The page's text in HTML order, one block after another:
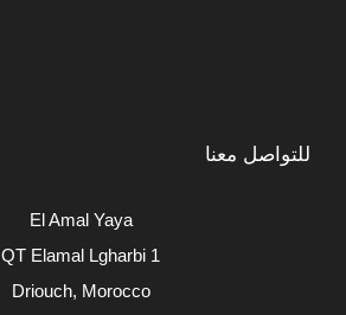
للتواصل معنا
El Amal Yaya
QT Elamal Lgharbi 1
Driouch, Morocco